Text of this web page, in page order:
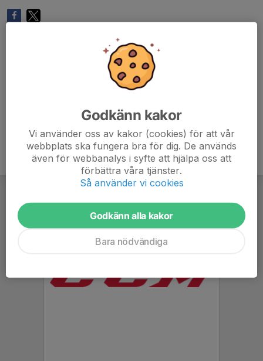
Godkänn kakor
Vi använder oss av kakor (cookies) för att vår
webbplats ska fungera bra för dig. De används
även för webbanalys i syfte att hjälpa oss att
förbättra våra tjänster.
Så använder vi cookies
Godkänn alla kakor
Bara nödvändiga